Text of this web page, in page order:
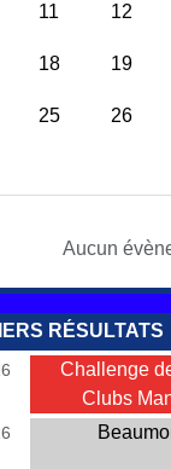
11 12
18 19
25 26
Aucun
RÉSULTATS
Challenge
Clubs